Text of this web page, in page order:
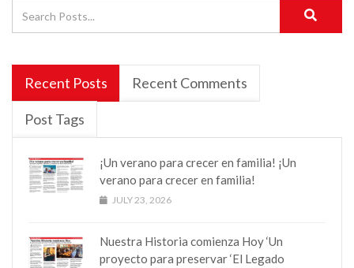
Recent Posts Recent Comments
Post Tags
¡Un verano para crecer en familia! ¡Un
verano para crecer en familia!
JULY 23, 2026
Nuestra Historia comienza Hoy ‘Un
proyecto para preservar ‘El Legado